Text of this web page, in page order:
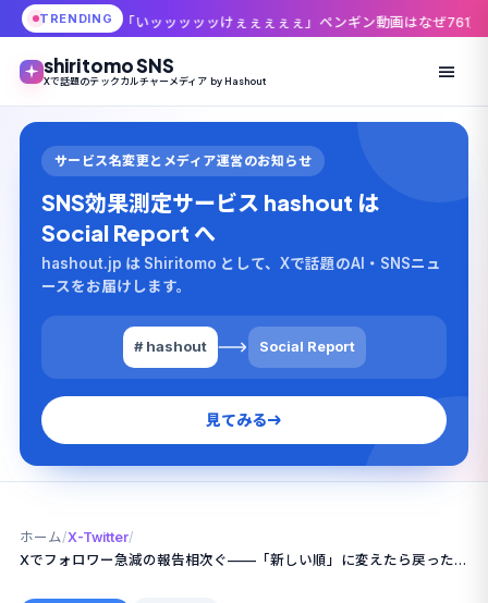
TRENDING
ッッッッッけぇぇぇぇぇ」ペンギン動画はなぜ761万インプレッションま
shiritomo SNS
Xで話題のテックカルチャーメディア by Hashout
サービス名変更とメディア運営のお知らせ
SNS効果測定サービス hashout は
Social Report へ
hashout.jp は Shiritomo として、Xで話題のAI・SNSニュ
ースをお届けします。
# hashout Social Report
見てみる
ホーム /X-Twitter/
Xでフォロワー急減の報告相次ぐ——「新しい順」に変えたら戻った？表示バグの正体を追う